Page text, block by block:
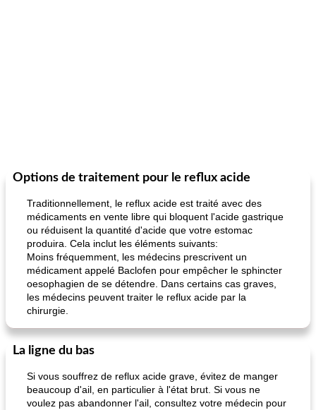
Options de traitement pour le reflux acide
Traditionnellement, le reflux acide est traité avec des
médicaments en vente libre qui bloquent l'acide gastrique
ou réduisent la quantité d'acide que votre estomac
produira. Cela inclut les éléments suivants:
Moins fréquemment, les médecins prescrivent un
médicament appelé Baclofen pour empêcher le sphincter
oesophagien de se détendre. Dans certains cas graves,
les médecins peuvent traiter le reflux acide par la
chirurgie.
La ligne du bas
Si vous souffrez de reflux acide grave, évitez de manger
beaucoup d'ail, en particulier à l'état brut. Si vous ne
voulez pas abandonner l'ail, consultez votre médecin pour